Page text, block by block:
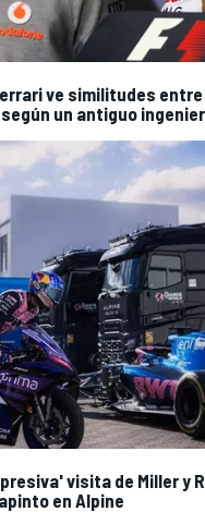
ve similitudes
un antiguo
visita de Miller y
en Alpine